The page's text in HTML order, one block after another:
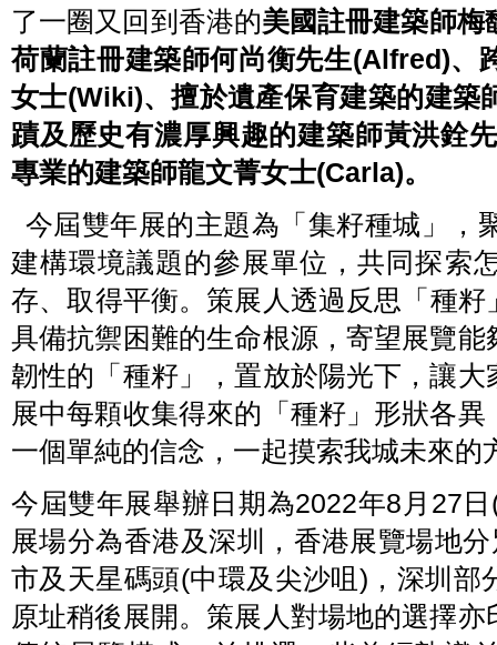
了一圈又回到香港的美國註冊建築師梅
荷蘭註冊建築師何尚衡先生(Alfred)、
女士(Wiki)、擅於遺產保育建築的建築
蹟及歷史有濃厚興趣的建築師黃洪銓
專業的建築師龍文菁女士(Carla)。
今屆雙年展的主題為「集籽種城」，
建構環境議題的參展單位，共同探索
存、取得平衡。策展人透過反思「種
具備抗禦困難的生命根源，寄望展覽
韌性的「種籽」，置放於陽光下，讓
展中每顆收集得來的「種籽」形狀各
一個單純的信念，一起摸索我城未來
今屆雙年展舉辦日期為2022年8月27
展場分為香港及深圳，香港展覽場地
市及天星碼頭(中環及尖沙咀)，深圳部
原址稍後展開。策展人對場地的選擇